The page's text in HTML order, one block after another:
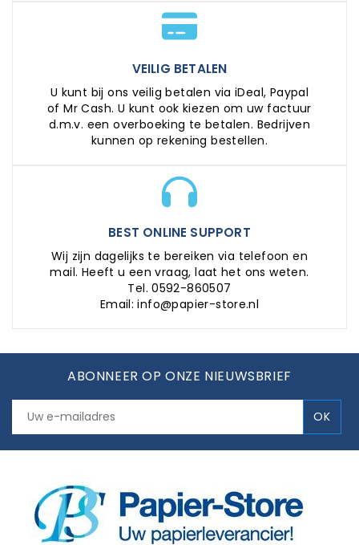
VEILIG BETALEN
U kunt bij ons veilig betalen via iDeal, Paypal
of Mr Cash. U kunt ook kiezen om uw factuur
d.m.v. een overboeking te betalen. Bedrijven
kunnen op rekening bestellen.
BEST ONLINE SUPPORT
Wij zijn dagelijks te bereiken via telefoon en
mail. Heeft u een vraag, laat het ons weten.
Tel. 0592-860507
Email: info@papier-store.nl
ABONNEER OP ONZE NIEUWSBRIEF